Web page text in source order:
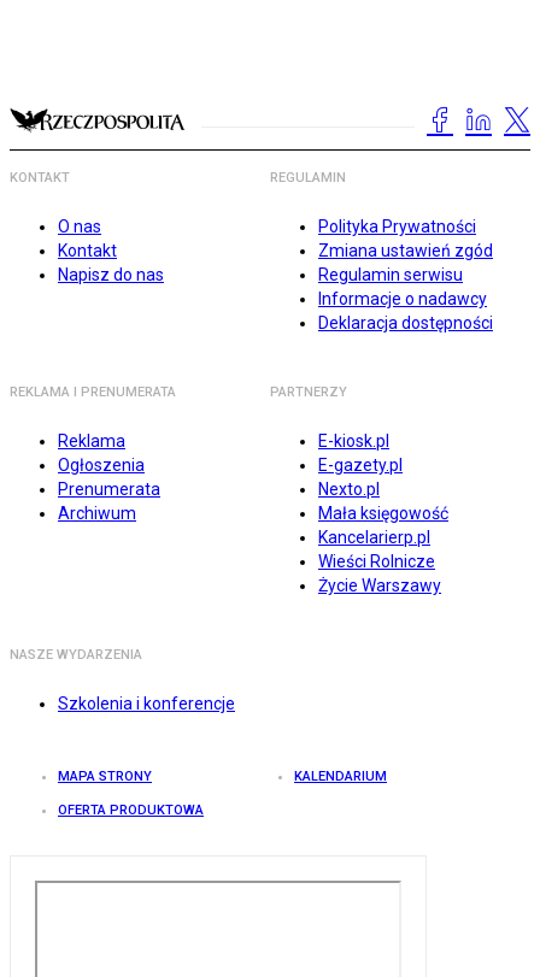
KONTAKT
O nas
Kontakt
Napisz do nas
REGULAMIN
Polityka Prywatności
Zmiana ustawień zgód
Regulamin serwisu
Informacje o nadawcy
Deklaracja dostępności
REKLAMA I PRENUMERATA
Reklama
Ogłoszenia
Prenumerata
Archiwum
PARTNERZY
E-kiosk.pl
E-gazety.pl
Nexto.pl
Mała księgowość
Kancelarierp.pl
Wieści Rolnicze
Życie Warszawy
NASZE WYDARZENIA
Szkolenia i konferencje
MAPA STRONY KALENDARIUM
OFERTA PRODUKTOWA